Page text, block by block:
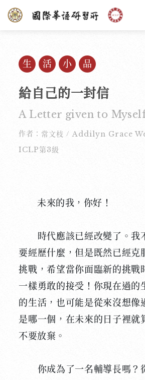
生活小品
給自己的一封信
A Letter given to
作者： 常文枝 / Addilyn Grace
ICLP第3級
未來的我，你好！
時代應該已經改變了。我
要經歷什麼，但是既然已經克
挑戰，希望當你面臨新的挑戰
一樣勇敢的接受！你現在過的
的生活，也可能是從來沒想像
是哪一個，在未來的日子裡就
不要放棄。
你成為了一名輔導長嗎？